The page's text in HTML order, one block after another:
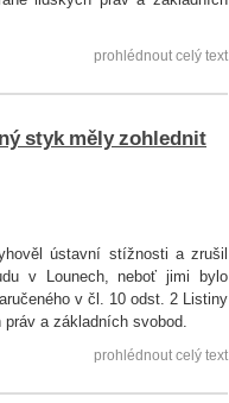
prohlédnout celý text
styk měly zohlednit
ústavní stížnosti a zrušil
v Lounech, neboť jimi bylo
v čl. 10 odst. 2 Listiny
a základních svobod.
prohlédnout celý text